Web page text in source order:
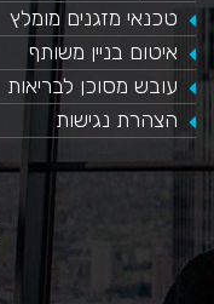
טכנאי מזגנים מומלץ
איטום בניין משותף
עובש מסוכן לבריאות
הצהרת נגישות